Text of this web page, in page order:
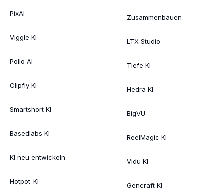
PixAI
Viggle KI
Pollo AI
Clipfly KI
Smartshort KI
Basedlabs KI
KI neu entwickeln
Hotpot-KI
Zusammenbauen
LTX Studio
Tiefe KI
Hedra KI
BigVU
ReelMagic KI
Vidu KI
Gencraft KI